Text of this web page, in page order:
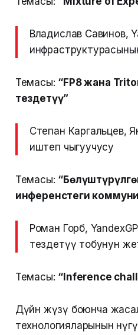
Владислав Савинов,
Темасы: “FP8 жана
тездетүү”
Степан Каргальцев,
иштеп чыгуучусу
Темасы:
инференстеги
Роман Горб,
тездетүү тобунун
Темасы: “Inference
Дүйнө жүзү боюнча
технологияларынын